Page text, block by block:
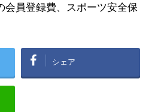
員登録費、スポーツ安全保
シェア